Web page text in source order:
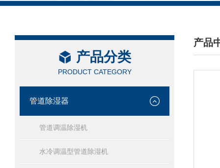
产品分类
PRODUCT CATEGORY
管道除湿器
管道调温除湿机
水冷调温型管道除湿机
产品
/